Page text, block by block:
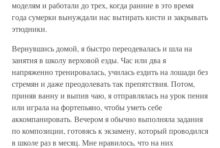
моделям и работали до трех, когда ранние в это время
года сумерки вынуждали нас вытирать кисти и закрывать
этюдники.
Вернувшись домой, я быстро переодевалась и шла на
занятия в школу верховой езды. Час или два я
напряженно тренировалась, училась ездить на лошади без
стремян и даже преодолевать так препятствия. Потом,
приняв ванну и выпив чаю, я отправлялась на урок пения
или играла на фортепьяно, чтобы уметь себе
аккомпанировать. Вечером я обычно выполняла задания
по композиции, готовясь к экзамену, который проводился
в школе раз в месяц. Мне нравилось, что на них